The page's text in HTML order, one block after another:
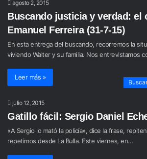
agosto 2, 2015
Buscando justicia y verdad: el
Emanuel Ferreira (31-7-15)
En esta entrega del buscando, recorremos la
viviendo Walter y su familia. Nos entrevistamos
Leer más »
julio 12, 2015
Gatillo fácil: Sergio Daniel
«A Sergio lo mató la policía», dice la frase,
repetimos desde La Bulla. Este viernes, en…